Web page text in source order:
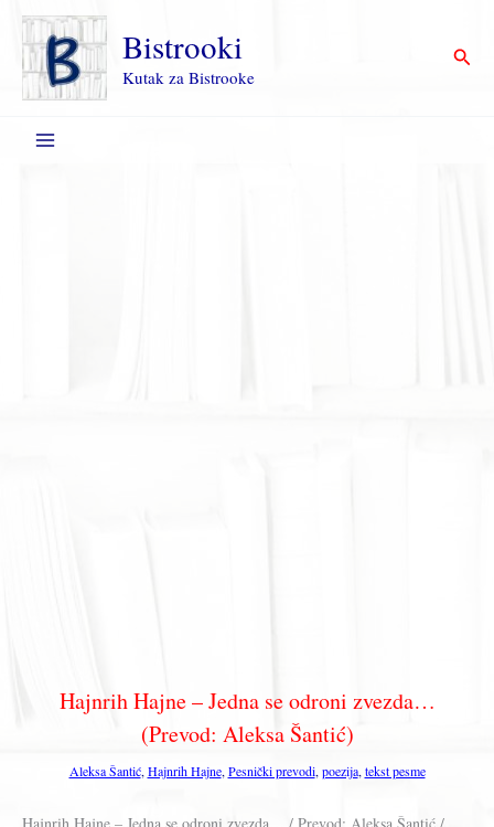
Пређи
садржај
Bistrooki
Kutak za Bistrooke
Hajnrih Hajne – Jedna se odroni zvezda…
(Prevod: Aleksa Šantić)
Aleksa Šantić, Hajnrih Hajne, Pesnički prevodi, poezija, tekst pesme